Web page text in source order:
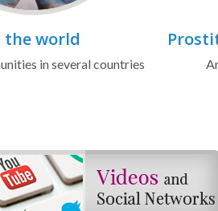
the world
in several countries